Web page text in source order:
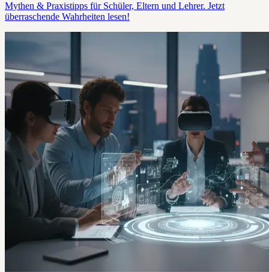
Mythen & Praxistipps für Schüler, Eltern und Lehrer. Jetzt
überraschende Wahrheiten lesen!